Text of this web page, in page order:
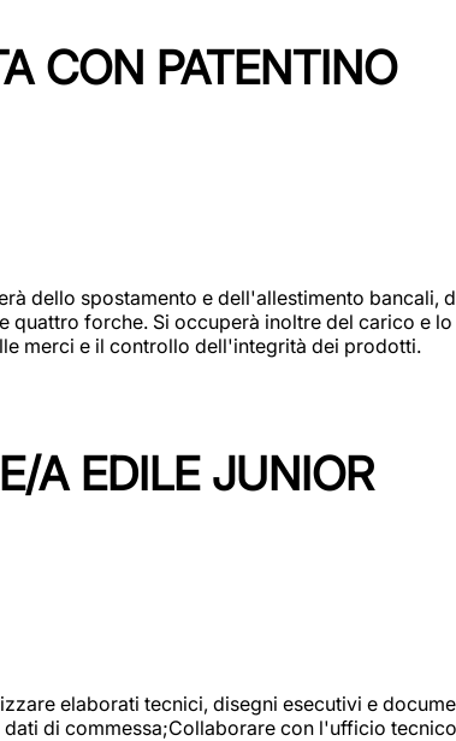
CON PATENTINO
dello spostamento e dell'allestimento
quattro forche. Si occuperà inoltre del carico e
merci e il controllo dell'integrità dei prodotti.
A EDILE JUNIOR
elaborati tecnici, disegni esecutivi e
di commessa;Collaborare con l'ufficio